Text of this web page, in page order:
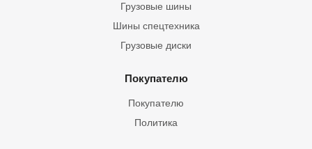
Грузовые шины
Шины спецтехника
Грузовые диски
Покупателю
Покупателю
Политика